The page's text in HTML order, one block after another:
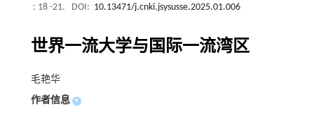
: 18 -21.
DOI: 10.13471/j.cnki.jsysusse.2025.01.006
世界一流大学与国际一流湾区
毛艳华
作者信息 +